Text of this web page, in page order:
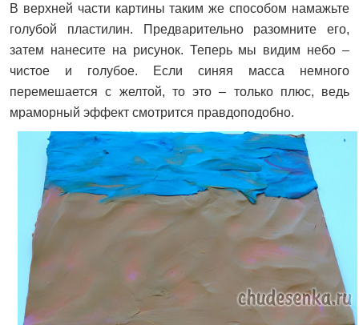
В верхней части картины таким же способом намажьте
голубой пластилин. Предварительно разомните его,
затем нанесите на рисунок. Теперь мы видим небо –
чистое и голубое. Если синяя масса немного
перемешается с желтой, то это – только плюс, ведь
мраморный эффект смотрится правдоподобно.